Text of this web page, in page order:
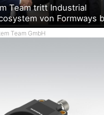
Team tritt Industrial
von Formways
Team GmbH